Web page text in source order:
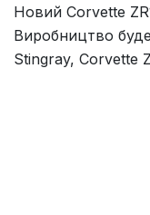
Новий Corvette
Виробництво
Stingray, Corvette